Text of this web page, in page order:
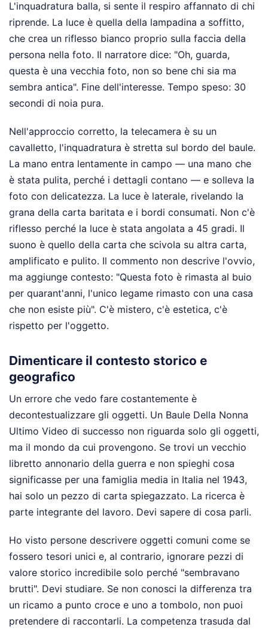
L'inquadratura balla, si sente il respiro affannato di chi
riprende. La luce è quella della lampadina a soffitto,
che crea un riflesso bianco proprio sulla faccia della
persona nella foto. Il narratore dice: "Oh, guarda,
questa è una vecchia foto, non so bene chi sia ma
sembra antica". Fine dell'interesse. Tempo speso: 30
secondi di noia pura.
Nell'approccio corretto, la telecamera è su un
cavalletto, l'inquadratura è stretta sul bordo del baule.
La mano entra lentamente in campo — una mano che
è stata pulita, perché i dettagli contano — e solleva la
foto con delicatezza. La luce è laterale, rivelando la
grana della carta baritata e i bordi consumati. Non c'è
riflesso perché la luce è stata angolata a 45 gradi. Il
suono è quello della carta che scivola su altra carta,
amplificato e pulito. Il commento non descrive l'ovvio,
ma aggiunge contesto: "Questa foto è rimasta al buio
per quarant'anni, l'unico legame rimasto con una casa
che non esiste più". C'è mistero, c'è estetica, c'è
rispetto per l'oggetto.
Dimenticare il contesto storico e
geografico
Un errore che vedo fare costantemente è
decontestualizzare gli oggetti. Un Baule Della Nonna
Ultimo Video di successo non riguarda solo gli oggetti,
ma il mondo da cui provengono. Se trovi un vecchio
libretto annonario della guerra e non spieghi cosa
significasse per una famiglia media in Italia nel 1943,
hai solo un pezzo di carta spiegazzato. La ricerca è
parte integrante del lavoro. Devi sapere di cosa parli.
Ho visto persone descrivere oggetti comuni come se
fossero tesori unici e, al contrario, ignorare pezzi di
valore storico incredibile solo perché "sembravano
brutti". Devi studiare. Se non conosci la differenza tra
un ricamo a punto croce e uno a tombolo, non puoi
pretendere di raccontarli. La competenza trasuda dal